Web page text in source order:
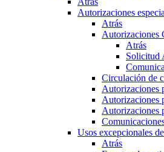
Autorizaciones
Atrás
Autorizaciones
Atrás
Solicitud
Circulación de
Autorizaciones
Autorizaciones
Autorizaciones
Usos excepcionales
Atrás